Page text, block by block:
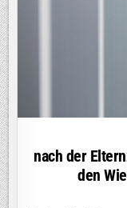
nach der
den